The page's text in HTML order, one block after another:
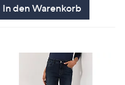
In den Warenkorb